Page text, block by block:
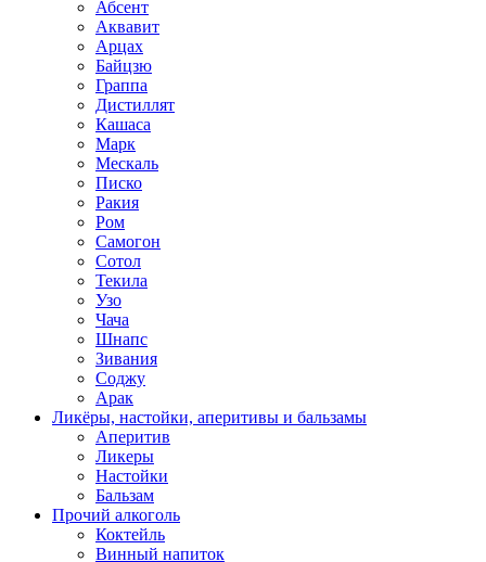
Абсент
Аквавит
Арцах
Байцзю
Граппа
Дистиллят
Кашаса
Марк
Мескаль
Писко
Ракия
Ром
Самогон
Сотол
Текила
Узо
Чача
Шнапс
Зивания
Соджу
Арак
Ликёры, настойки, аперитивы и бальзамы
Аперитив
Ликеры
Настойки
Бальзам
Прочий алкоголь
Коктейль
Винный напиток